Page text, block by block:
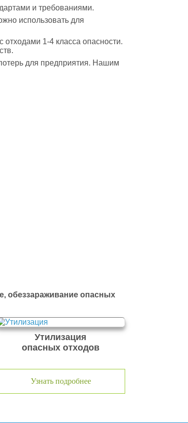
и требованиями.
использовать для
1-4 класса опасности.
для предприятия. Нашим
обеззараживание опасных
Утилизация
опасных отходов
Узнать подробнее